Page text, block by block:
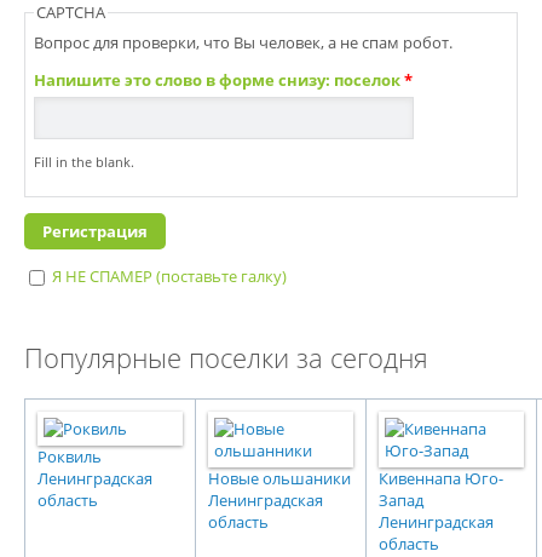
CAPTCHA
Вопрос для проверки, что Вы человек, а не спам робот.
Напишите это слово в форме снизу: поселок*
Fill in the blank.
Я НЕ СПАМЕР (поставьте галку)
Популярные поселки за сегодня
Роквиль
Ленинградская
область
Новые ольшаники
Ленинградская
область
Кивеннапа Юго-
Запад
Ленинградская
область